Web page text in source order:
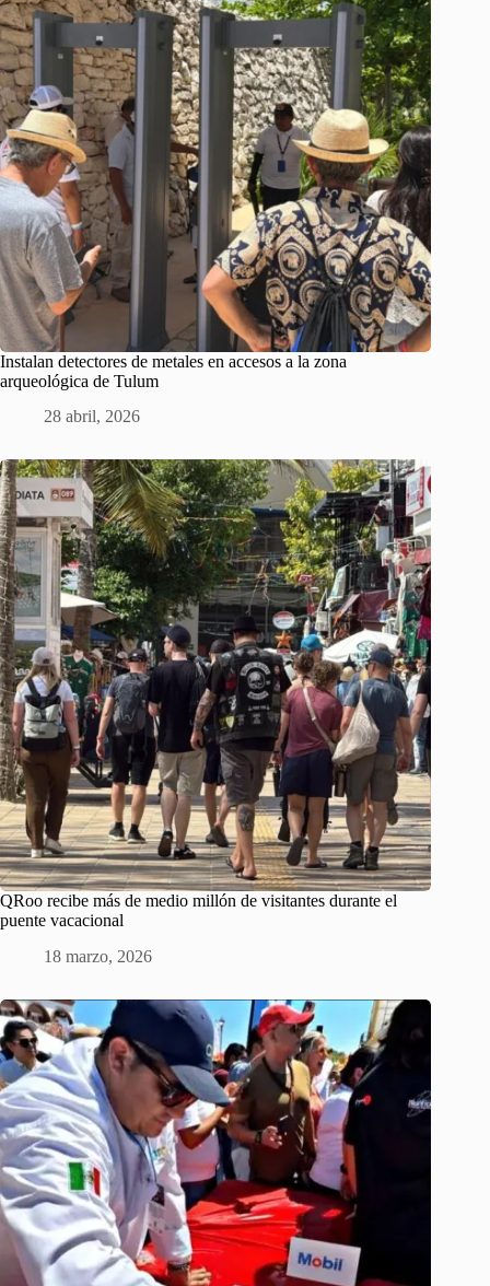
Instalan detectores de metales en accesos a la zona
arqueológica de Tulum
28 abril, 2026
QRoo recibe más de medio millón de visitantes durante el
puente vacacional
18 marzo, 2026